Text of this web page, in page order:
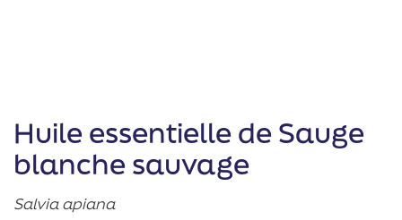
Huile essentielle de Sauge
blanche sauvage
Salvia apiana